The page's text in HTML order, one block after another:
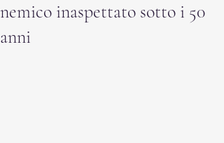
nemico inaspettato sotto i 50
anni